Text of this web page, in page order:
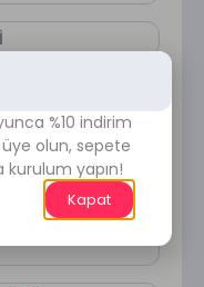
%10 indirim
üye olun, sepete
kurulum yapın!
Kapat